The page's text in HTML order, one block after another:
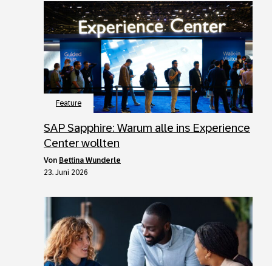
Feature
SAP Sapphire: Warum alle ins Experience
Center wollten
von Bettina Wunderle
23. Juni 2026